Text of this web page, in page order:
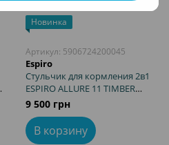
Новинка
Артикул: 5906724200045
Espiro
Стульчик для кормления 2в1
ESPIRO ALLURE 11 TIMBER
BLACK до 80 кг, 5 уровней
регулировки сиденья и
подножки, столик со съемным
подносом, эко-кожа
9 500 грн
В корзину